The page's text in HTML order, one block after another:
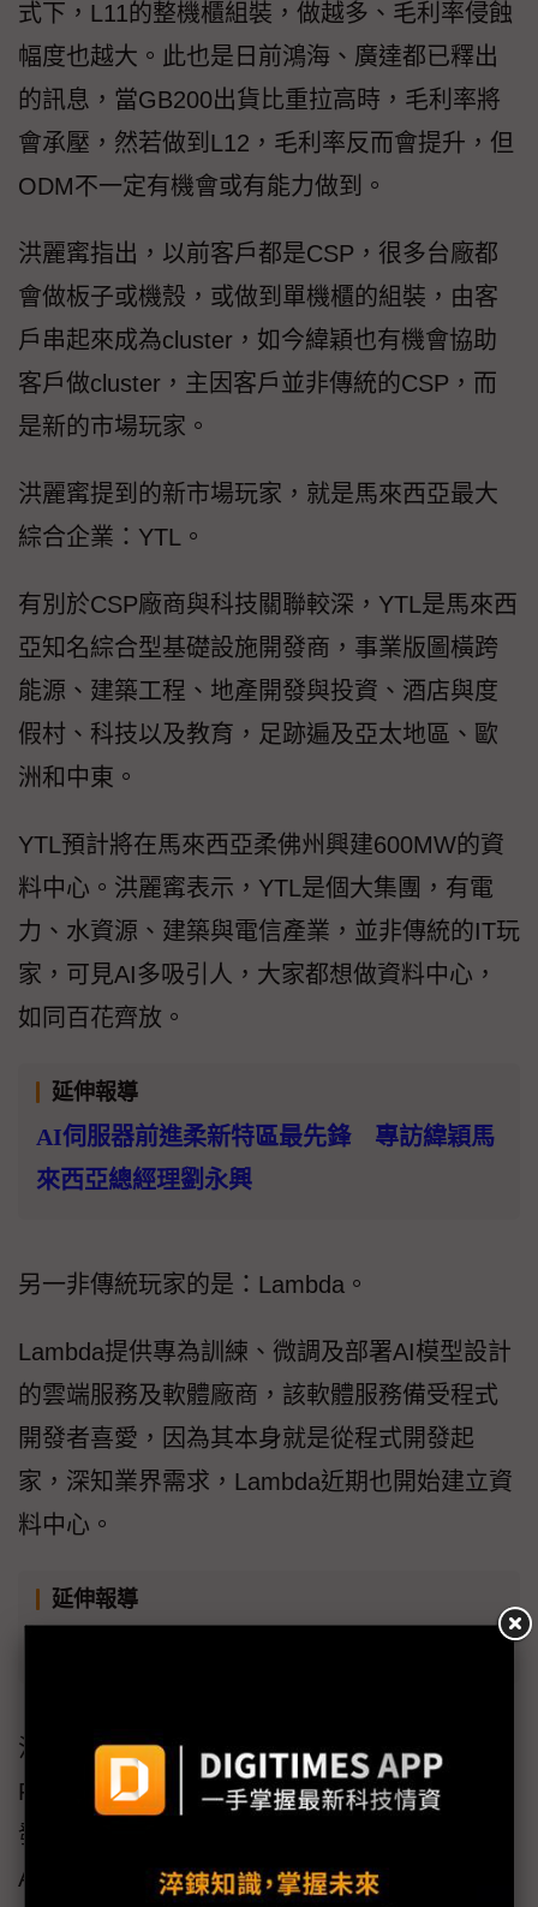
式下，L11的整機櫃組裝，做越多、毛利率侵蝕
幅度也越大。此也是日前鴻海、廣達都已釋出
的訊息，當GB200出貨比重拉高時，毛利率將
會承壓，然若做到L12，毛利率反而會提升，但
ODM不一定有機會或有能力做到。
洪麗寗指出，以前客戶都是CSP，很多台廠都
會做板子或機殼，或做到單機櫃的組裝，由客
戶串起來成為cluster，如今緯穎也有機會協助
客戶做cluster，主因客戶並非傳統的CSP，而
是新的市場玩家。
洪麗寗提到的新市場玩家，就是馬來西亞最大
綜合企業：YTL。
有別於CSP廠商與科技關聯較深，YTL是馬來西
亞知名綜合型基礎設施開發商，事業版圖橫跨
能源、建築工程、地產開發與投資、酒店與度
假村、科技以及教育，足跡遍及亞太地區、歐
洲和中東。
YTL預計將在馬來西亞柔佛州興建600MW的資
料中心。洪麗寗表示，YTL是個大集團，有電
力、水資源、建築與電信產業，並非傳統的IT玩
家，可見AI多吸引人，大家都想做資料中心，
如同百花齊放。
延伸報導
AI伺服器前進柔新特區最先鋒 專訪緯穎馬
來西亞總經理劉永興
另一非傳統玩家的是：Lambda。
Lambda提供專為訓練、微調及部署AI模型設計
的雲端服務及軟體廠商，該軟體服務備受程式
開發者喜愛，因為其本身就是從程式開發起
家，深知業界需求，Lambda近期也開始建立資
料中心。
延伸報導
洪麗寗參加台北市電腦公會舉辦的AI NEXT
FORUM，以「AI算力重塑全球產業格局」為題
發表演說。洪麗寗指出，她觀察伺服器產業，
AI領域有3大轉變，包括算力成長，推動科技發